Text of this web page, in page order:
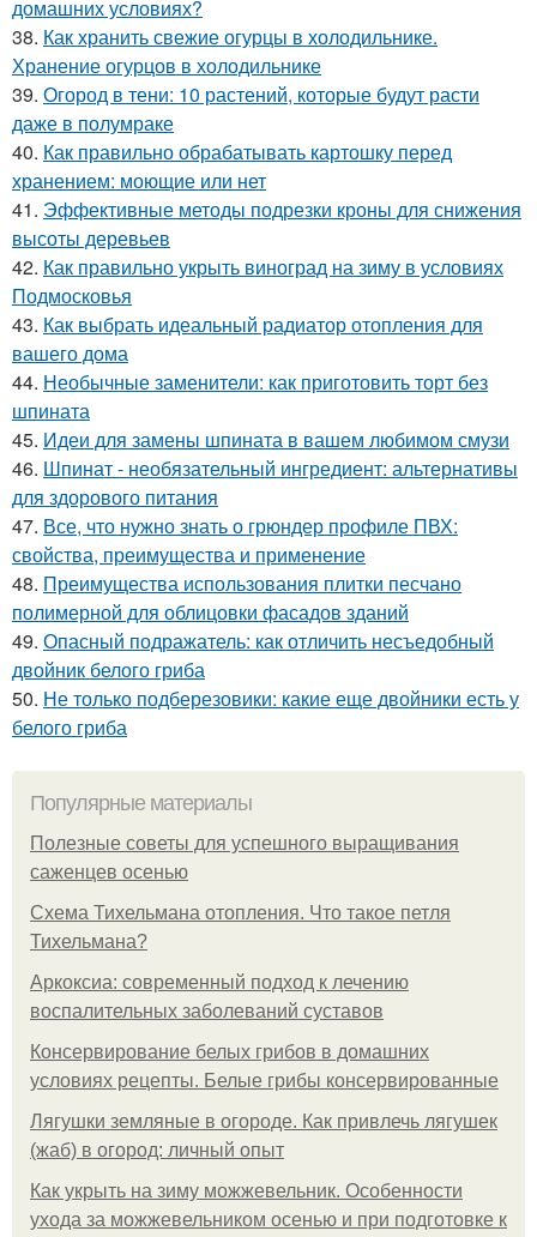
домашних условиях?
38. Как хранить свежие огурцы в холодильнике.
Хранение огурцов в холодильнике
39. Огород в тени: 10 растений, которые будут расти
даже в полумраке
40. Как правильно обрабатывать картошку перед
хранением: моющие или нет
41. Эффективные методы подрезки кроны для снижения
высоты деревьев
42. Как правильно укрыть виноград на зиму в условиях
Подмосковья
43. Как выбрать идеальный радиатор отопления для
вашего дома
44. Необычные заменители: как приготовить торт без
шпината
45. Идеи для замены шпината в вашем любимом смузи
46. Шпинат - необязательный ингредиент: альтернативы
для здорового питания
47. Все, что нужно знать о грюндер профиле ПВХ:
свойства, преимущества и применение
48. Преимущества использования плитки песчано
полимерной для облицовки фасадов зданий
49. Опасный подражатель: как отличить несъедобный
двойник белого гриба
50. Не только подберезовики: какие еще двойники есть у
белого гриба
Популярные материалы
Полезные советы для успешного выращивания
саженцев осенью
Схема Тихельмана отопления. Что такое петля
Тихельмана?
Аркоксиа: современный подход к лечению
воспалительных заболеваний суставов
Консервирование белых грибов в домашних
условиях рецепты. Белые грибы консервированные
Лягушки земляные в огороде. Как привлечь лягушек
(жаб) в огород: личный опыт
Как укрыть на зиму можжевельник. Особенности
ухода за можжевельником осенью и при подготовке к